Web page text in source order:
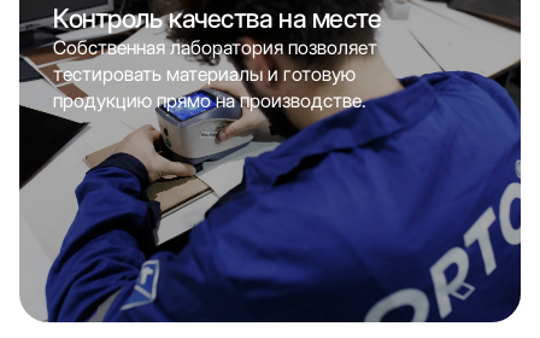
Контроль качества на месте
Собственная лаборатория позволяет
тестировать материалы и готовую
продукцию прямо на производстве.